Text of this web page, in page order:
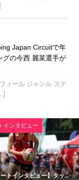
Japan Circuitで年
グの今西 麗菜選手が
ィール ジャンル ステ
インタビュー
トインタビュー】タッ...